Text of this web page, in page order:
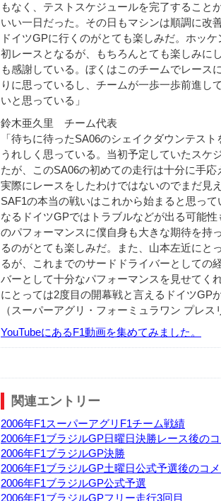
もなく、テストスケジュールを完了すること
いい一日だった。その日もマシンは順調に改
ドイツGPに行くのがとても楽しみだ。ホッ
初レースとなるが、もちろんとても楽しみに
も感謝している。ぼくはこのチームでレース
りに思っているし、チームが一歩一歩前進し
いと思っている」
鈴木亜久里 チーム代表
「待ちに待ったSA06のシェイクダウンテス
うれしく思っている。当初予定していたスケ
たが、このSA06の初めての走行は十分に手
実際にレースをしたわけではないのでまだ見
SAF1の本当の戦いはこれから始まると思っ
なるドイツGPではトラブルなどが出る可能
のパフォーマンスに僕自身も大きな期待を持
るのがとても楽しみだ。また、山本左近にと
るが、これまでのサードドライバーとしての
バーとして十分なパフォーマンスを見せてく
にとっては2度目の開幕戦と言えるドイツGP
（スーパーアグリ・フォーミュラワン プレス
YouTubeにあるF1動画を集めてみました。
関連エントリー
2006年F1スーパーアグリF1チーム戦績
2006年F1ブラジルGP日曜日決勝レース後の
2006年F1ブラジルGP決勝
2006年F1ブラジルGP土曜日公式予選後のコ
2006年F1ブラジルGP公式予選
2006年F1ブラジルGPフリー走行3回目